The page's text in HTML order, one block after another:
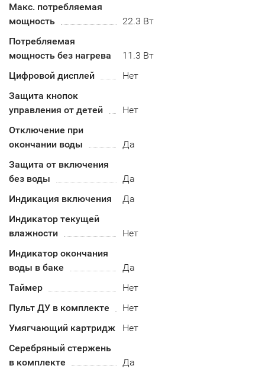
Макс. потребляемая
мощность
22.3 Вт
Потребляемая
мощность без нагрева
11.3 Вт
Цифровой дисплей
Нет
Защита кнопок
управления от детей
Нет
Отключение при
окончании воды
Да
Защита от включения
без воды
Да
Индикация включения
Да
Индикатор текущей
влажности
Нет
Индикатор окончания
воды в баке
Да
Таймер
Нет
Пульт ДУ в комплекте
Нет
Умягчающий картридж
Нет
Серебряный стержень
в комплекте
Да